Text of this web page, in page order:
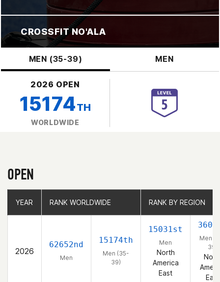
CROSSFIT NO'ALA
MEN (35-39) MEN
2026 OPEN
15174TH
WORLDWIDE
OPEN
YEAR RANK WORLDWIDE RANK BY REGION
2026
62652nd
Men
15174th
Men (35-
39)
15031st
Men
North
America
East
Men
39)
East
YEAR RANK WORLDWIDE RANK BY REGION